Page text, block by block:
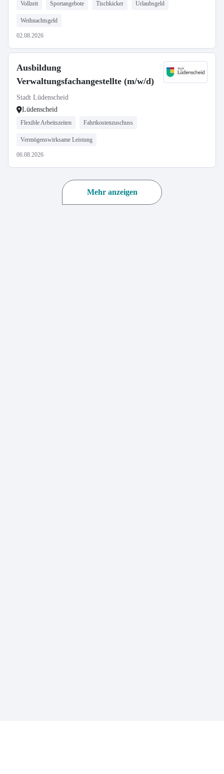
Vollzeit Sportangebote Tischkicker Urlaubsgeld
Weihnachtsgeld
02.08.2026
Ausbildung
Verwaltungsfachangestellte (m/w/d)
Stadt Lüdenscheid
Lüdenscheid
Flexible Arbeitszeiten Fahrtkostenzuschuss
Vermögenswirksame Leistung
06.08.2026
Mehr anzeigen